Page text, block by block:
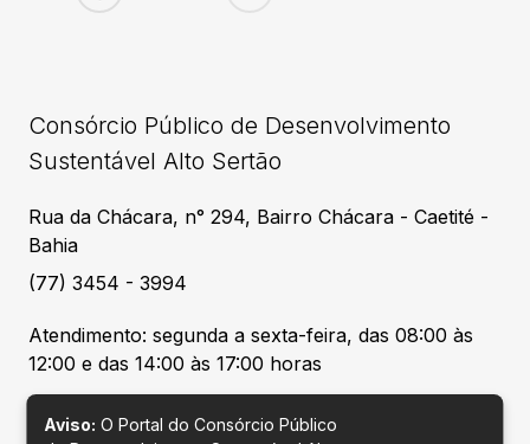
Consórcio Público de Desenvolvimento
Sustentável Alto Sertão
Rua da Chácara, n° 294, Bairro Chácara - Caetité -
Bahia
(77) 3454 - 3994
Atendimento: segunda a sexta-feira, das 08:00 às
12:00 e das 14:00 às 17:00 horas
Aviso: O Portal do Consórcio Público